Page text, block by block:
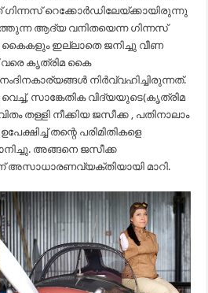
റെക്കോർഡിലേയ്ക്കായിരുന്നു
ആദ്യ വനിതയെന്ന ഗിന്നസ്
കൈകളും ഇല്ലാതെ ജനിച്ചു വീണ
വരെ കൃത്രിമ കൈ
നിർവ്വഹിച്ചിരുന്നത്‌.
വെച്ച്, സാങ്കേതിക വിദ്യയുടെ(കൃത്രിമ
തള്ളി നീക്കിയ ജസീക്ക , പതിനാലാം
തന്റെ പരിമിതികളെ
അങ്ങനെ ജസീക്ക
അസാധാരണവ്യക്തിയായി മാറി.